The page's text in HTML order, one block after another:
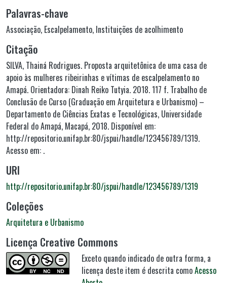
Palavras-chave
Associação, Escalpelamento, Instituições de acolhimento
Citação
SILVA, Thainá Rodrigues. Proposta arquitetônica de uma casa de
apoio às mulheres ribeirinhas e vítimas de escalpelamento no
Amapá. Orientadora: Dinah Reiko Tutyia. 2018. 117 f. Trabalho de
Conclusão de Curso (Graduação em Arquitetura e Urbanismo) –
Departamento de Ciências Exatas e Tecnológicas, Universidade
Federal do Amapá, Macapá, 2018. Disponível em:
http://repositorio.unifap.br:80/jspui/handle/123456789/1319.
Acesso em: .
URI
http://repositorio.unifap.br:80/jspui/handle/123456789/1319
Coleções
Arquitetura e Urbanismo
Licença Creative Commons
Exceto quando indicado de outra forma, a
licença deste item é descrita comoAcesso